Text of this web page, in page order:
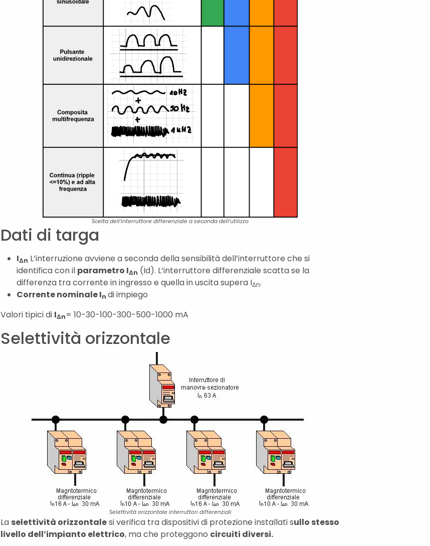
Scelta dell’interruttore differenziale a seconda dell’utilizzo
Dati di targa
IΔn L’interruzione avviene a seconda della sensibilità dell’interruttore che si
identifica con il parametro IΔn (Id). L’interruttore differenziale scatta se la
differenza tra corrente in ingresso e quella in uscita supera IΔn.
Corrente nominale In di impiego
Valori tipici di IΔn= 10-30-100-300-500-1000 mA
Selettività orizzontale
Selettività orizzontale interruttori differenziali
La selettività orizzontalesi verifica tra dispositivi di protezione installati sullo stesso
livello dell’impianto elettrico, ma che proteggono circuiti diversi.